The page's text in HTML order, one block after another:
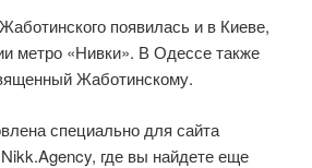
появилась и в Киеве,
метро «Нивки». В Одессе также
Жаботинскому.
специально для сайта
где вы найдете еще